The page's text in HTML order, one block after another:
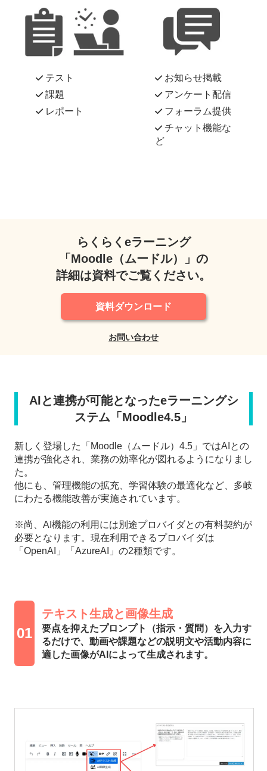
テスト
課題
レポート
お知らせ掲載
アンケート配信
フォーラム提供
チャット機能な
ど
らくらくeラーニング
「Moodle（ムードル）」の
詳細は資料でご覧ください。
資料ダウンロード
お問い合わせ
AIと連携が可能となったeラーニングシ
ステム「Moodle4.5」
新しく登場した「Moodle（ムードル）4.5」ではAIとの
連携が強化され、業務の効率化が図れるようになりまし
た。
他にも、管理機能の拡充、学習体験の最適化など、多岐
にわたる機能改善が実施されています。
※尚、AI機能の利用には別途プロバイダとの有料契約が
必要となります。現在利用できるプロバイダは
「OpenAI」「AzureAI」の2種類です。
01
テキスト生成と画像生成
要点を抑えたプロンプト（指示・質問）を入力す
るだけで、動画や課題などの説明文や活動内容に
適した画像がAIによって生成されます。